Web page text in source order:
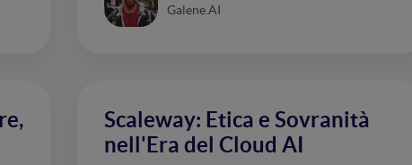
Galene.AI
Scaleway: Etica e Sovranità
nell'Era del Cloud AI